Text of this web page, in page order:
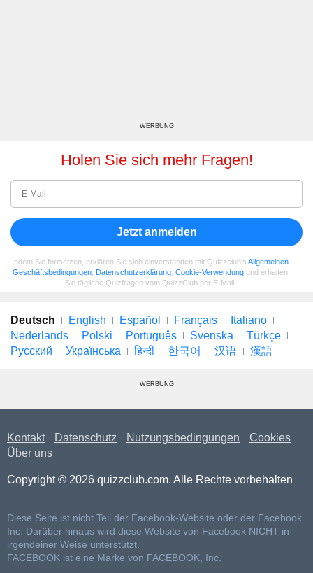
WERBUNG
Holen Sie sich mehr Fragen!
Jetzt anmelden
Indem Sie fortsetzen, erklären Sie sich einverstanden mit Quizzclub's Allgemeinen
Geschäftsbedingungen Datenschutzerklärung Cookie-Verwendung und erhalten
Sie tägliche Quizfragen vom QuizzClub per E-Mail.
Deutsch English Español Français
Italiano
Nederlands
Polski Português Svenska
Türkçe
Русский
Українська हिन्दी 한국어 汉语 漢語
WERBUNG
Kontakt Datenschutz Nutzungsbedingungen
Cookies
Über uns
Copyright © 2026 quizzclub.com. Alle Rechte vorbehalten
Diese Seite ist nicht Teil der Facebook-Website oder der Facebook
Inc. Darüber hinaus wird diese Website von Facebook NICHT in
irgendeiner Weise unterstützt.
FACEBOOK ist eine Marke von FACEBOOK, Inc.